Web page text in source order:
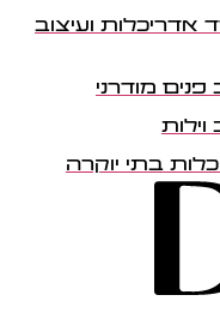
אדריכלות ועיצוב
פנים מודרני
וילות
בתי יוקרה